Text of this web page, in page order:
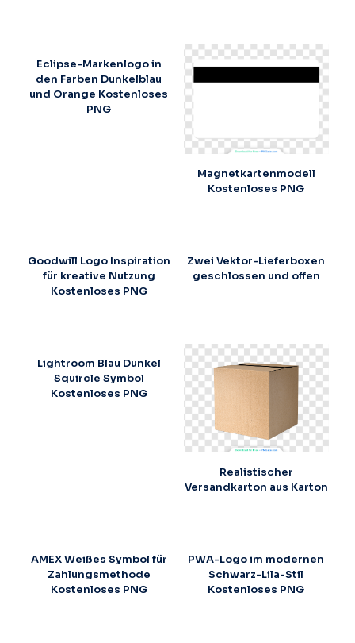
Eclipse-Markenlogo in
den Farben Dunkelblau
und Orange Kostenloses
PNG
Magnetkartenmodell
Kostenloses PNG
Goodwill Logo Inspiration
für kreative Nutzung
Kostenloses PNG
Zwei Vektor-Lieferboxen
geschlossen und offen
Lightroom Blau Dunkel
Squircle Symbol
Kostenloses PNG
Realistischer
Versandkarton aus Karton
AMEX Weißes Symbol für
Zahlungsmethode
Kostenloses PNG
PWA-Logo im modernen
Schwarz-Lila-Stil
Kostenloses PNG